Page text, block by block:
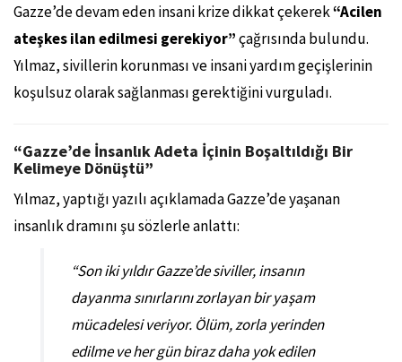
Gazze’de devam eden insani krize dikkat çekerek“Acilen
ateşkes ilan edilmesi gerekiyor”çağrısında bulundu.
Yılmaz, sivillerin korunması ve insani yardım geçişlerinin
koşulsuz olarak sağlanması gerektiğini vurguladı.
“Gazze’de İnsanlık Adeta İçinin Boşaltıldığı Bir
Kelimeye Dönüştü”
Yılmaz, yaptığı yazılı açıklamada Gazze’de yaşanan
insanlık dramını şu sözlerle anlattı:
“Son iki yıldır Gazze’de siviller, insanın
dayanma sınırlarını zorlayan bir yaşam
mücadelesi veriyor. Ölüm, zorla yerinden
edilme ve her gün biraz daha yok edilen